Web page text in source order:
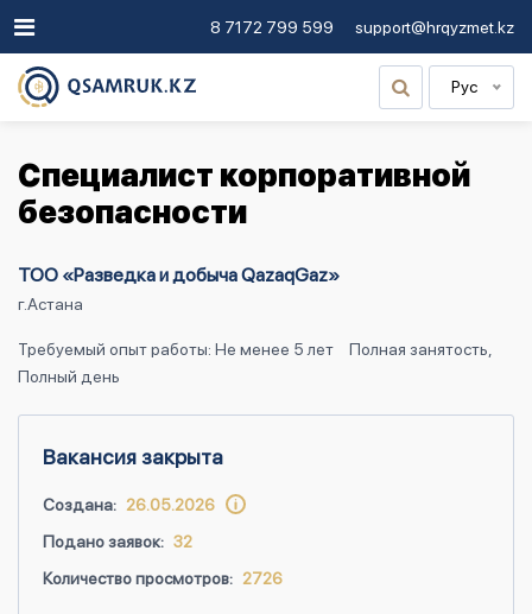
8 7172 799 599 support@hrqyzmet.kz
Рус
Специалист корпоративной
безопасности
ТОО «Разведка и добыча QazaqGaz»
г.Астана
Требуемый опыт работы: Не менее 5 лет
Полная занятость,
Полный день
Вакансия закрыта
Создана: 26.05.2026
Подано заявок: 32
Количество просмотров: 2726